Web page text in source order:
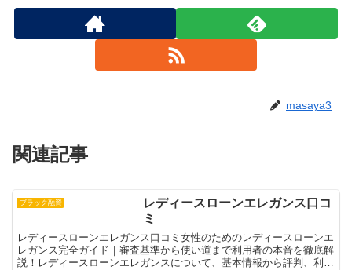
masaya3
関連記事
ブラック融資
レディースローンエレガンス口コ
ミ
レディースローンエレガンス口コミ女性のためのレディースローンエ
レガンス完全ガイド｜審査基準から使い道まで利用者の本音を徹底解
説！レディースローンエレガンスについて、基本情報から評判、利用